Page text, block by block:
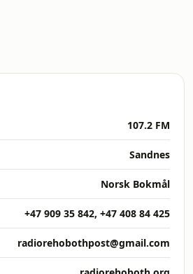
107.2 FM
Sandnes
Norsk Bokmål
+47 909 35 842, +47 408 84 425
radiorehobothpost@gmail.com